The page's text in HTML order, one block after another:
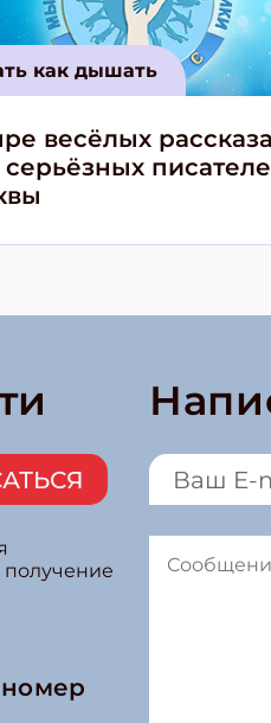
как дышать
весёлых
серьёзных
получение